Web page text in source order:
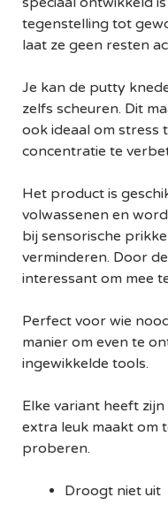
tegenstelling tot
laat ze geen resten
Je kan de putty
zelfs scheuren. Dit
ook ideaal om stress
concentratie te
Het product is
volwassenen en
bij sensorische
verminderen. Door
interessant om mee
Perfect voor wie
manier om even te
ingewikkelde tools.
Elke variant heeft
extra leuk maakt om
proberen.
Droogt niet uit